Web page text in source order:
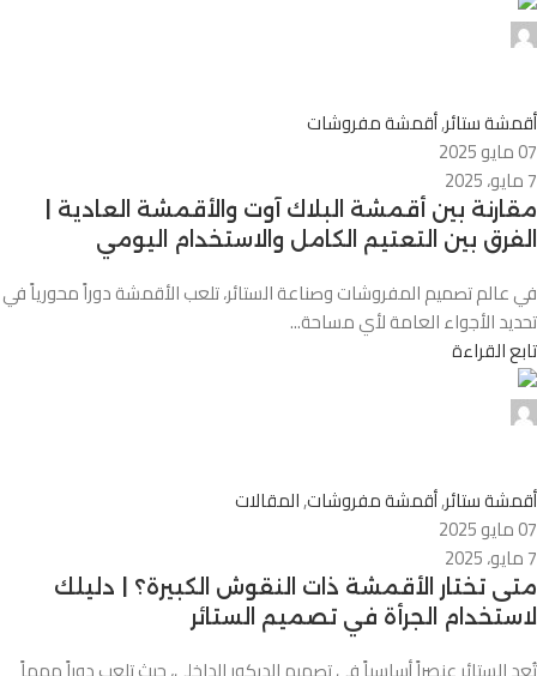
أقمشة ستائر,أقمشة مفروشات
07 مايو 2025
7 مايو، 2025
مقارنة بين أقمشة البلاك آوت والأقمشة العادية |
الفرق بين التعتيم الكامل والاستخدام اليومي
في عالم تصميم المفروشات وصناعة الستائر، تلعب الأقمشة دوراً محورياً في
تحديد الأجواء العامة لأي مساحة...
تابع القراءة
أقمشة ستائر,أقمشة مفروشات,المقالات
07 مايو 2025
7 مايو، 2025
متى تختار الأقمشة ذات النقوش الكبيرة؟ | دليلك
لاستخدام الجرأة في تصميم الستائر